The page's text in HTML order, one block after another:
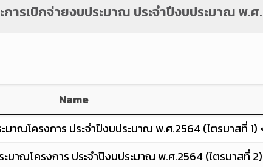
การเบิกจ่ายงบประมาณ ประจำปีงบประมาณ พ.ศ
Name
มาณโครงการ ประจำปีงบประมาณ พ.ศ.2564 (ไตรมาสที่
ะมาณโครงการ ประจำปีงบประมาณ พ.ศ.2564 (ไตรมาสที่